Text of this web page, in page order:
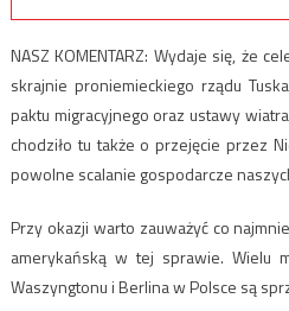
NASZ KOMENTARZ: Wydaje się, że
skrajnie proniemieckiego rządu
paktu migracyjnego oraz ustawy
chodziło tu także o przejęcie przez
powolne scalanie gospodarcze
Przy okazji warto zauważyć co
amerykańską w tej sprawie. Wielu
Waszyngtonu i Berlina w Polsce są